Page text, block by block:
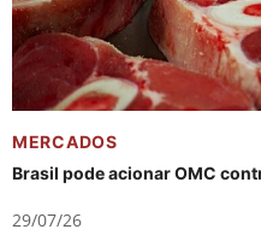
MERCADOS
Brasil pode acionar OMC
29/07/26